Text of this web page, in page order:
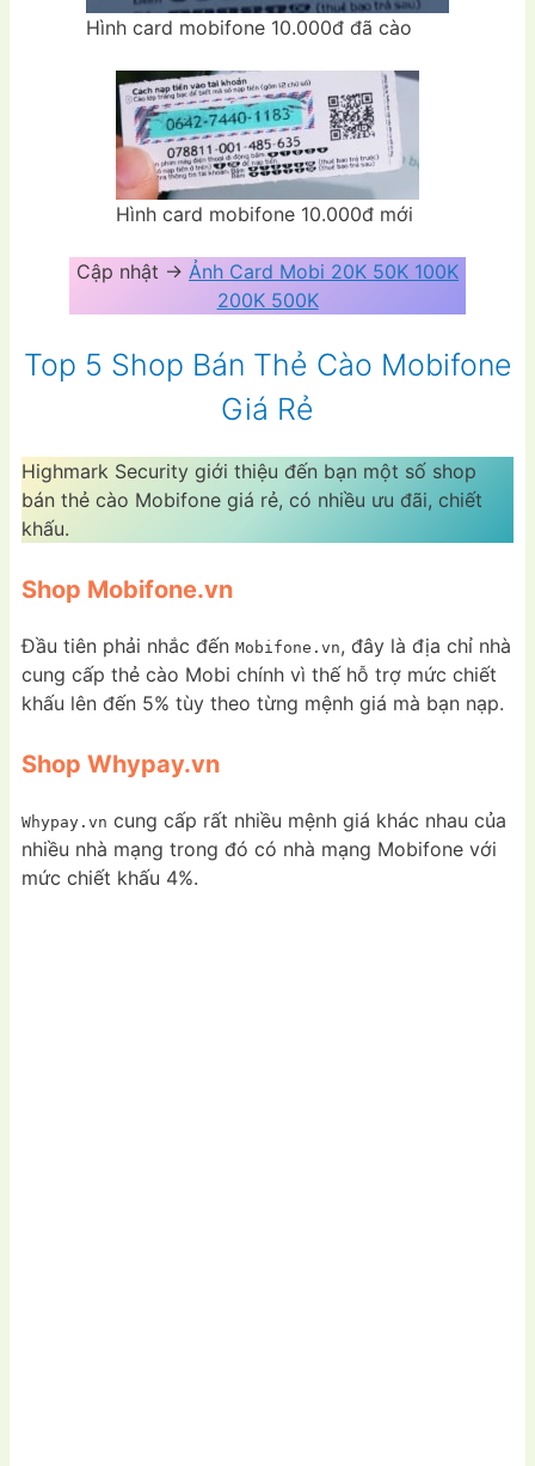
Hình card mobifone 10.000đ đã cào
Hình card mobifone 10.000đ mới
Cập nhật -> Ảnh Card Mobi 20K 50K 100K
200K 500K
Top 5 Shop Bán Thẻ Cào Mobifone
Giá Rẻ
Highmark Security giới thiệu đến bạn một số shop
bán thẻ cào Mobifone giá rẻ, có nhiều ưu đãi, chiết
khấu.
Shop Mobifone.vn
Đầu tiên phải nhắc đến Mobifone.vn, đây là địa chỉ nhà
cung cấp thẻ cào Mobi chính vì thế hỗ trợ mức chiết
khấu lên đến 5% tùy theo từng mệnh giá mà bạn nạp.
Shop Whypay.vn
Whypay.vn cung cấp rất nhiều mệnh giá khác nhau của
nhiều nhà mạng trong đó có nhà mạng Mobifone với
mức chiết khấu 4%.